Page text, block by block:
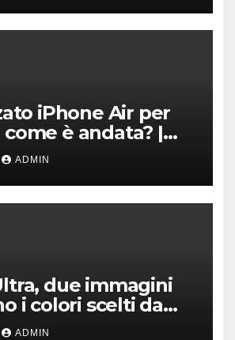
iPhone Air per
è andata? |
ADMIN
due immagini
i colori scelti da
il suo pieghevole
ADMIN